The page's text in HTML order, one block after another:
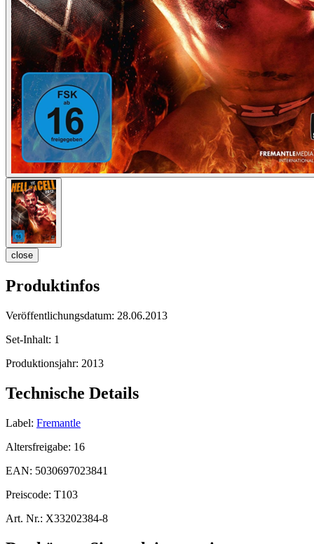
close
Produktinfos
Veröffentlichungsdatum: 28.06.2013
Set-Inhalt: 1
Produktionsjahr: 2013
Technische Details
Label: Fremantle
Altersfreigabe: 16
EAN: 5030697023841
Preiscode: T103
Art. Nr.: X33202384-8